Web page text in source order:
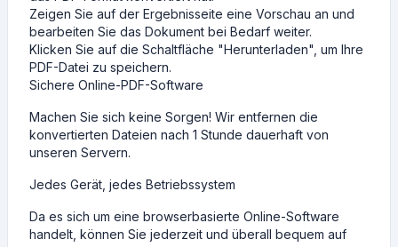
Zeigen Sie auf der Ergebnisseite eine Vorschau an und
bearbeiten Sie das Dokument bei Bedarf weiter.
Klicken Sie auf die Schaltfläche "Herunterladen", um Ihre
PDF-Datei zu speichern.
Sichere Online-PDF-Software
Machen Sie sich keine Sorgen! Wir entfernen die
konvertierten Dateien nach 1 Stunde dauerhaft von
unseren Servern.
Jedes Gerät, jedes Betriebssystem
Da es sich um eine browserbasierte Online-Software
handelt, können Sie jederzeit und überall bequem auf